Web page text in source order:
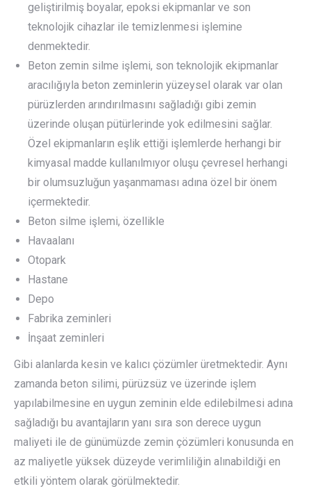
geliştirilmiş boyalar, epoksi ekipmanlar ve son
teknolojik cihazlar ile temizlenmesi işlemine
denmektedir.
Beton zemin silme işlemi, son teknolojik ekipmanlar
aracılığıyla beton zeminlerin yüzeysel olarak var olan
pürüzlerden arındırılmasını sağladığı gibi zemin
üzerinde oluşan pütürlerinde yok edilmesini sağlar.
Özel ekipmanların eşlik ettiği işlemlerde herhangi bir
kimyasal madde kullanılmıyor oluşu çevresel herhangi
bir olumsuzluğun yaşanmaması adına özel bir önem
içermektedir.
Beton silme işlemi, özellikle
Havaalanı
Otopark
Hastane
Depo
Fabrika zeminleri
İnşaat zeminleri
Gibi alanlarda kesin ve kalıcı çözümler üretmektedir. Aynı
zamanda beton silimi, pürüzsüz ve üzerinde işlem
yapılabilmesine en uygun zeminin elde edilebilmesi adına
sağladığı bu avantajların yanı sıra son derece uygun
maliyeti ile de günümüzde zemin çözümleri konusunda en
az maliyetle yüksek düzeyde verimliliğin alınabildiği en
etkili yöntem olarak görülmektedir.